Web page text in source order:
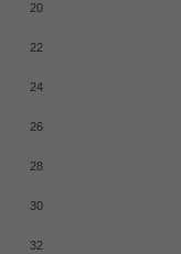
20
22
24
26
28
30
32